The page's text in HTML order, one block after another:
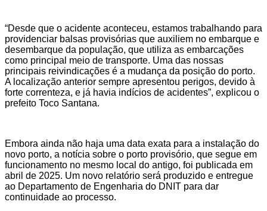
“Desde que o acidente aconteceu, estamos trabalhando para
providenciar balsas provisórias que auxiliem no embarque e
desembarque da população, que utiliza as embarcações
como principal meio de transporte. Uma das nossas
principais reivindicações é a mudança da posição do porto.
A localização anterior sempre apresentou perigos, devido à
forte correnteza, e já havia indícios de acidentes”, explicou o
prefeito Toco Santana.
Embora ainda não haja uma data exata para a instalação do
novo porto, a notícia sobre o porto provisório, que segue em
funcionamento no mesmo local do antigo, foi publicada em
abril de 2025. Um novo relatório será produzido e entregue
ao Departamento de Engenharia do DNIT para dar
continuidade ao processo.